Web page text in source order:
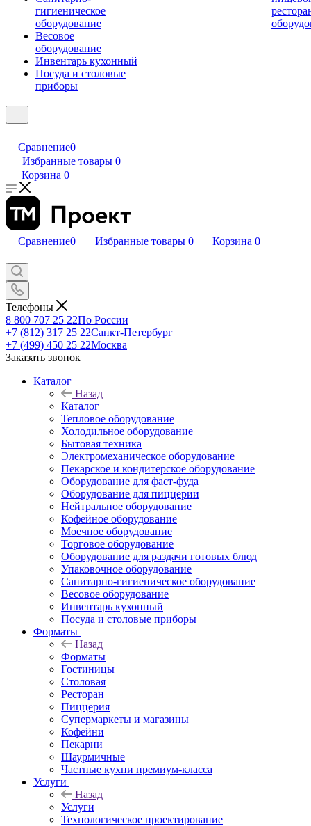
гигиеническое
оборудование
Весовое
оборудование
Инвентарь кухонный
Посуда и столовые
приборы
Сравнение0
Избранные товары 0
Корзина 0
Сравнение0 Избранные товары 0 Корзина 0
Телефоны
8 800 707 25 22По России
+7 (812) 317 25 22Санкт-Петербург
+7 (499) 450 25 22Москва
Заказать звонок
Каталог
Назад
Каталог
Тепловое оборудование
Холодильное оборудование
Бытовая техника
Электромеханическое оборудование
Пекарское и кондитерское оборудование
Оборудование для фаст-фуда
Оборудование для пиццерии
Нейтральное оборудование
Кофейное оборудование
Моечное оборудование
Торговое оборудование
Оборудование для раздачи готовых блюд
Упаковочное оборудование
Санитарно-гигиеническое оборудование
Весовое оборудование
Инвентарь кухонный
Посуда и столовые приборы
Форматы
Назад
Форматы
Гостиницы
Столовая
Ресторан
Пиццерия
Супермаркеты и магазины
Кофейни
Пекарни
Шаурмичные
Частные кухни премиум-класса
Услуги
Назад
Услуги
Технологическое проектирование